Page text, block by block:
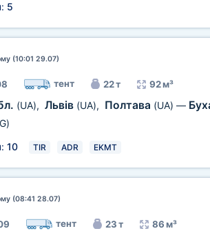
5
(10:01 29.07)
тент 22 т 92 м³
(UA), Львів (UA), Полтава (UA) —
10 TIR ADR EKMT
(08:41 28.07)
тент 23 т 86 м³